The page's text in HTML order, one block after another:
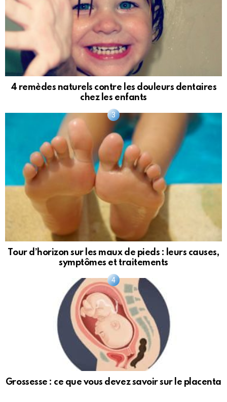
4 remèdes naturels contre les douleurs dentaires
chez les enfants
Tour d’horizon sur les maux de pieds : leurs causes,
symptômes et traitements
Grossesse : ce que vous devez savoir sur le placenta